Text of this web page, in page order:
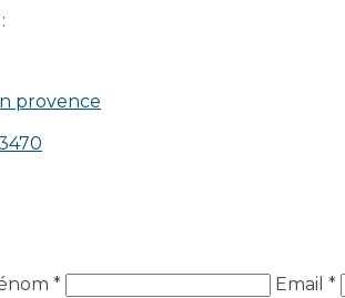
provence​
* Email *